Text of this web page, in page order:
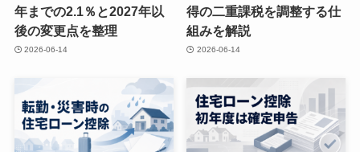
年までの2.1％と2027年以
後の変更点を整理
2026-06-14
得の二重課税を調整する仕
組みを解説
2026-06-14